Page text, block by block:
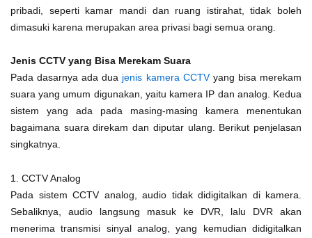
pribadi, seperti kamar mandi dan ruang istirahat, tidak boleh
dimasuki karena merupakan area privasi bagi semua orang.
Jenis CCTV yang Bisa Merekam Suara
Pada dasarnya ada dua jenis kamera CCTVyang bisa merekam
suara yang umum digunakan, yaitu kamera IP dan analog. Kedua
sistem yang ada pada masing-masing kamera menentukan
bagaimana suara direkam dan diputar ulang. Berikut penjelasan
singkatnya.
1. CCTV Analog
Pada sistem CCTV analog, audio tidak didigitalkan di kamera.
Sebaliknya, audio langsung masuk ke DVR, lalu DVR akan
menerima transmisi sinyal analog, yang kemudian didigitalkan